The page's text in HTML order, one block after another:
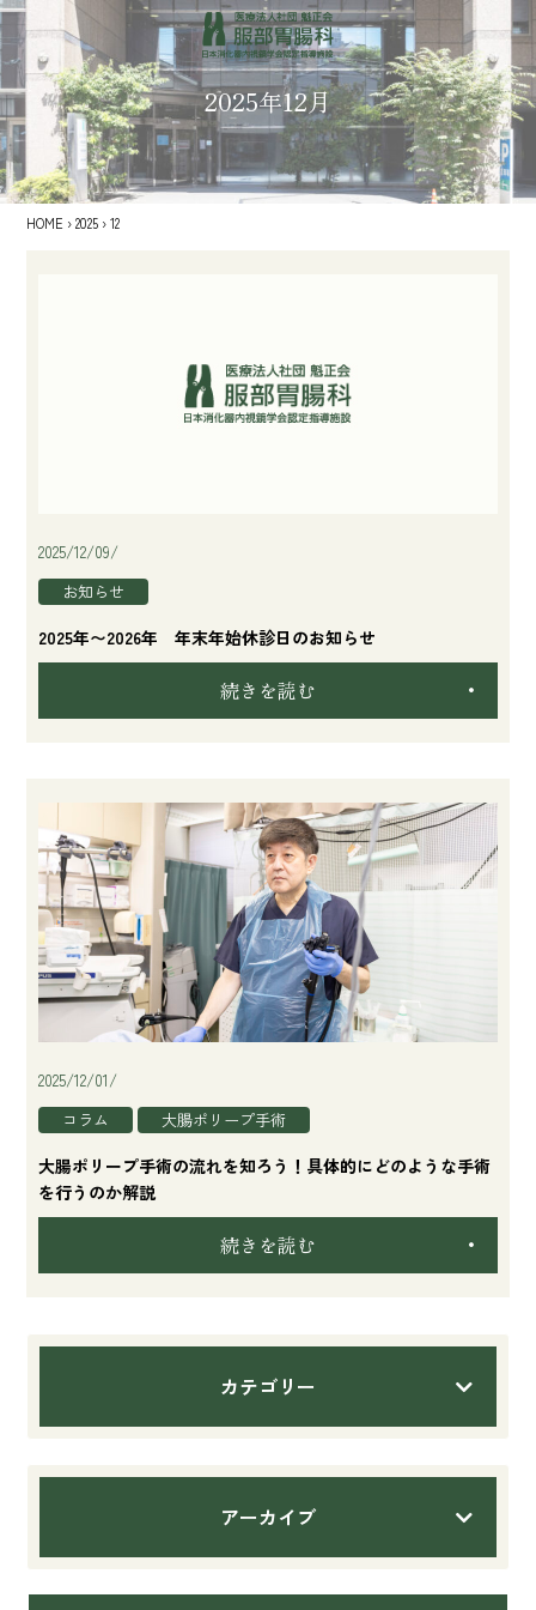
2025年12月
HOME › 2025 ›12
2025/12/09/
お知らせ
2025年〜2026年 年末年始休診日のお知らせ
続きを読む
2025/12/01/
コラム
大腸ポリープ手術
大腸ポリープ手術の流れを知ろう！具体的にどのような手術
を行うのか解説
続きを読む
カテゴリー
アーカイブ